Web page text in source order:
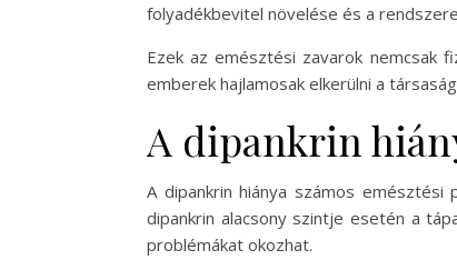
folyadékbevitel növelése és a
Ezek az emésztési zavarok nemcsak
emberek hajlamosak elkerülni a
A dipankrin
A dipankrin hiánya számos
dipankrin alacsony szintje esetén a
problémákat okozhat.